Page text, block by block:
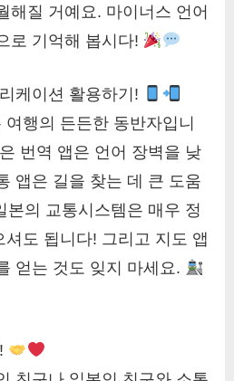
해질 거예요. 마이너스 언어
로 기억해 봅시다!
케이션 활용하기!
행의 든든한 동반자입니
번역 앱은 언어 장벽을 낮
앱은 길을 찾는 데 큰 도움
본의 교통시스템은 매우 정
도 됩니다! 그리고 지도 앱
얻는 것도 잊지 마세요.